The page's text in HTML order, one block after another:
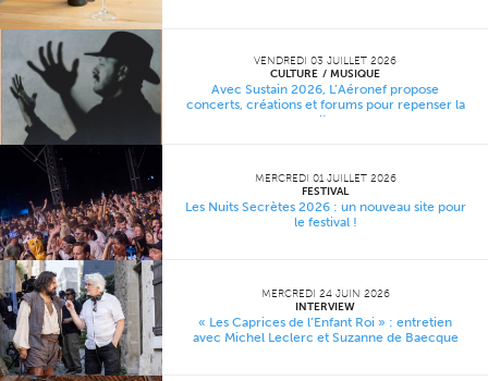
VENDREDI 03 JUILLET 2026
CULTURE
MUSIQUE
Avec Sustain 2026, L’Aéronef propose
concerts, créations et forums pour repenser la
culture
MERCREDI 01 JUILLET 2026
FESTIVAL
Les Nuits Secrètes 2026 : un nouveau site pour
le festival !
MERCREDI 24 JUIN 2026
INTERVIEW
« Les Caprices de l’Enfant Roi » : entretien
avec Michel Leclerc et Suzanne de Baecque